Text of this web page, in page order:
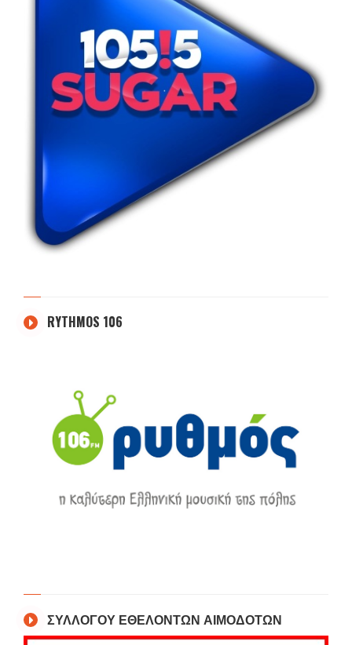
RYTHMOS 106
ΣΥΛΛΟΓΟΥ ΕΘΕΛΟΝΤΩΝ ΑΙΜΟΔΟΤΩΝ